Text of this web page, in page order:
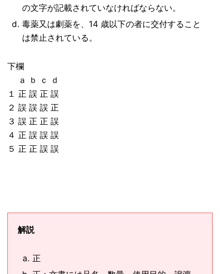
の文字が記載されていなければならない。
毒薬又は劇薬を、14 歳以下の者に交付すること
は禁止されている。
下欄
ａ ｂ ｃ ｄ
１ 正 誤 正 誤
２ 誤 誤 誤 正
３ 誤 正 正 誤
４ 正 誤 誤 誤
５ 正 正 誤 誤
解説
正